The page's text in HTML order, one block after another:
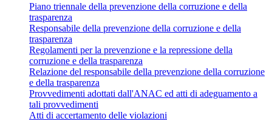
Piano triennale della prevenzione della corruzione e della
trasparenza
Responsabile della prevenzione della corruzione e della
trasparenza
Regolamenti per la prevenzione e la repressione della
corruzione e della trasparenza
Relazione del responsabile della prevenzione della corruzione
e della trasparenza
Provvedimenti adottati dall'ANAC ed atti di adeguamento a
tali provvedimenti
Atti di accertamento delle violazioni